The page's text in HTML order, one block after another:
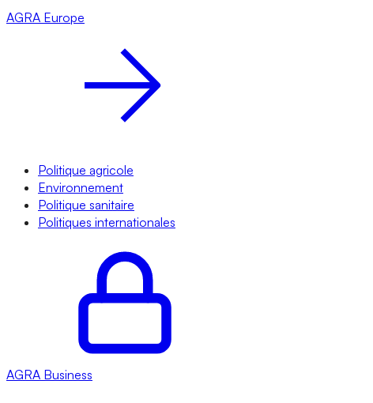
AGRA Europe
Politique agricole
Environnement
Politique sanitaire
Politiques internationales
AGRA Business